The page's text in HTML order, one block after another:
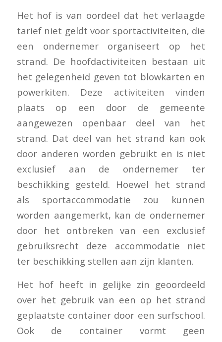
Het hof is van oordeel dat het verlaagde
tarief niet geldt voor sportactiviteiten, die
een ondernemer organiseert op het
strand. De hoofdactiviteiten bestaan uit
het gelegenheid geven tot blowkarten en
powerkiten. Deze activiteiten vinden
plaats op een door de gemeente
aangewezen openbaar deel van het
strand. Dat deel van het strand kan ook
door anderen worden gebruikt en is niet
exclusief aan de ondernemer ter
beschikking gesteld. Hoewel het strand
als sportaccommodatie zou kunnen
worden aangemerkt, kan de ondernemer
door het ontbreken van een exclusief
gebruiksrecht deze accommodatie niet
ter beschikking stellen aan zijn klanten.
Het hof heeft in gelijke zin geoordeeld
over het gebruik van een op het strand
geplaatste container door een surfschool.
Ook de container vormt geen